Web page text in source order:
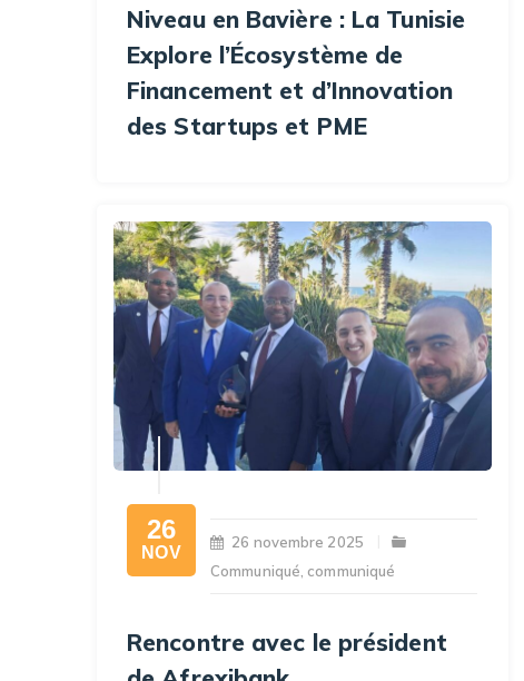
Niveau en Bavière : La Tunisie
Explore l’Écosystème de
Financement et d’Innovation
des Startups et PME
26
NOV
26 novembre 2025
Communiqué communiqué
Rencontre avec le président